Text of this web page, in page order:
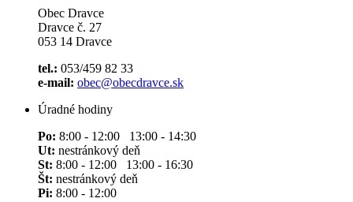
Obec Dravce
Dravce č. 27
053 14 Dravce
tel.: 053/459 82 33
e-mail: obec@obecdravce.sk
Úradné hodiny
Po: 8:00 - 12:00 13:00 - 14:30
Ut: nestránkový deň
St: 8:00 - 12:00 13:00 - 16:30
Št: nestránkový deň
Pi: 8:00 - 12:00